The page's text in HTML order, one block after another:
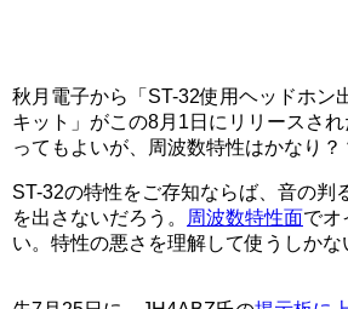
秋月電子から「ST-32使用ヘッドホ
キット」がこの8月1日にリリースさ
ってもよいが、周波数特性はかなり？
ST-32の特性をご存知ならば、音の判
を出さないだろう。
周波数特性面でオ
い。特性の悪さを理解して使うしかな